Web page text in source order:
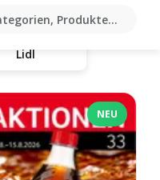
Produkten...
Lidl
NEU